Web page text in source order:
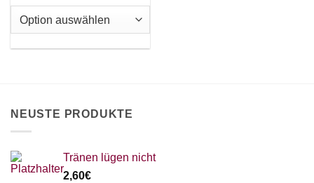
auf.
gewählt
werden
NEUSTE PRODUKTE
Tränen lügen nicht
2,60€